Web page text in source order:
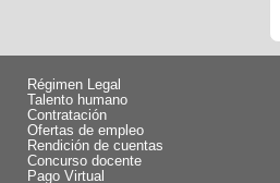
Régimen Legal
Talento humano
Contratación
Ofertas de empleo
Rendición de cuentas
Concurso docente
Pago Virtual